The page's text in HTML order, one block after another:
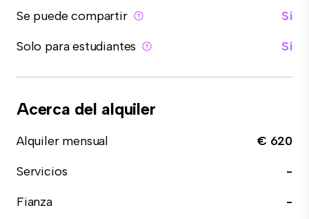
Se puede compartir
Sí
Solo para estudiantes
Sí
Acerca del alquiler
Alquiler mensual
€ 620
Servicios
-
Fianza
-